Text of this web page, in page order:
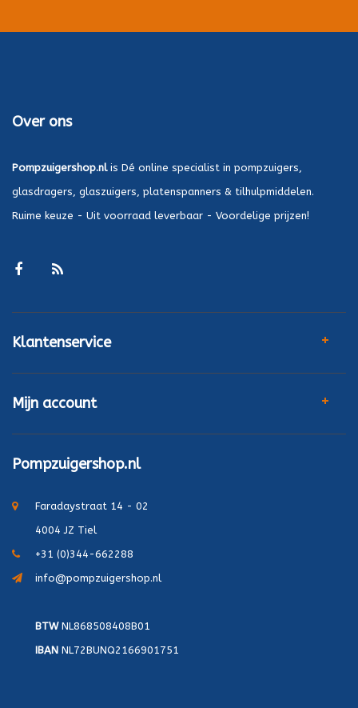
Over ons
Pompzuigershop.nlis Dé online specialist in pompzuigers,
glasdragers, glaszuigers, platenspanners & tilhulpmiddelen.
Ruime keuze - Uit voorraad leverbaar - Voordelige prijzen!
Klantenservice
Mijn account
Pompzuigershop.nl
Faradaystraat 14 - 02
4004 JZ Tiel
+31 (0)344-662288
info@pompzuigershop.nl
BTWNL868508408B01
IBAN NL72BUNQ2166901751